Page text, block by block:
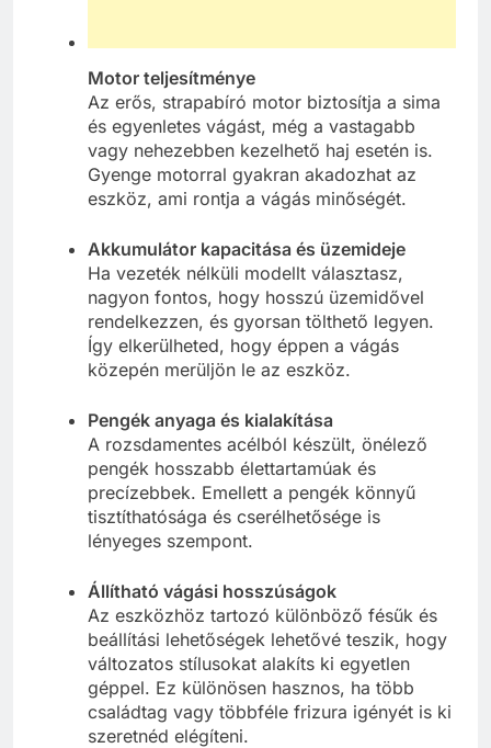
Motor teljesítménye
Az erős, strapabíró motor biztosítja a sima
és egyenletes vágást, még a vastagabb
vagy nehezebben kezelhető haj esetén is.
Gyenge motorral gyakran akadozhat az
eszköz, ami rontja a vágás minőségét.
Akkumulátor kapacitása és üzemideje
Ha vezeték nélküli modellt választasz,
nagyon fontos, hogy hosszú üzemidővel
rendelkezzen, és gyorsan tölthető legyen.
Így elkerülheted, hogy éppen a vágás
közepén merüljön le az eszköz.
Pengék anyaga és kialakítása
A rozsdamentes acélból készült, önélező
pengék hosszabb élettartamúak és
precízebbek. Emellett a pengék könnyű
tisztíthatósága és cserélhetősége is
lényeges szempont.
Állítható vágási hosszúságok
Az eszközhöz tartozó különböző fésűk és
beállítási lehetőségek lehetővé teszik, hogy
változatos stílusokat alakíts ki egyetlen
géppel. Ez különösen hasznos, ha több
családtag vagy többféle frizura igényét is ki
szeretnéd elégíteni.